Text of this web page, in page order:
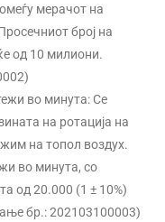
мерачот на
број на
од 10 милиони.
во минута: Се
на ротација на
на топол воздух.
во минута, со
од 20.000 (1 ± 10%)
бр.: 202103100003)